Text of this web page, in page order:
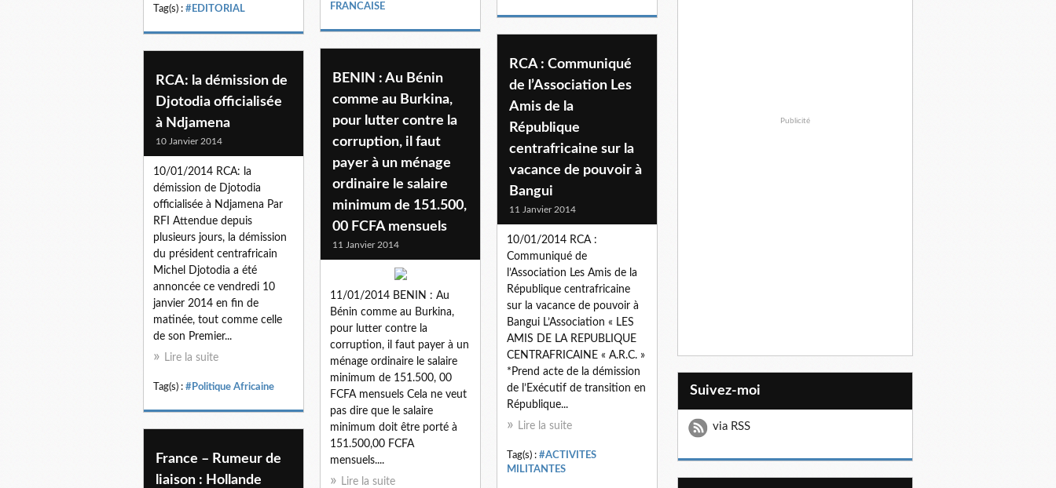
Tag(s) : #EDITORIAL
FRANCAISE
RCA : Communiqué
de l’Association Les
Amis de la
République
centrafricaine sur la
vacance de pouvoir à
Bangui
11 Janvier 2014
10/01/2014 RCA :
Communiqué de
l’Association Les Amis de la
République centrafricaine
sur la vacance de pouvoir à
Bangui L’Association « LES
AMIS DE LA REPUBLIQUE
CENTRAFRICAINE « A.R.C. »
*Prend acte de la démission
de l’Exécutif de transition en
République...
Lire la suite
Tag(s) : #ACTIVITES
MILITANTES
BENIN : Au Bénin
comme au Burkina,
pour lutter contre la
corruption, il faut
payer à un ménage
ordinaire le salaire
minimum de 151.500,
00 FCFA mensuels
11 Janvier 2014
11/01/2014 BENIN : Au
Bénin comme au Burkina,
pour lutter contre la
corruption, il faut payer à un
ménage ordinaire le salaire
minimum de 151.500, 00
FCFA mensuels Cela ne veut
pas dire que le salaire
minimum doit être porté à
151.500,00 FCFA
mensuels....
Lire la suite
RCA: la démission de
Djotodia officialisée
à Ndjamena
10 Janvier 2014
10/01/2014 RCA: la
démission de Djotodia
officialisée à Ndjamena Par
RFI Attendue depuis
plusieurs jours, la démission
du président centrafricain
Michel Djotodia a été
annoncée ce vendredi 10
janvier 2014 en fin de
matinée, tout comme celle
de son Premier...
Lire la suite
Tag(s) : #Politique Africaine
France – Rumeur de
liaison : Hollande
Publicité
Suivez-moi
via RSS